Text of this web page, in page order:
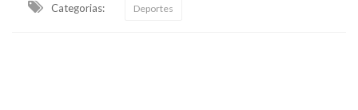
Categorias: Deportes